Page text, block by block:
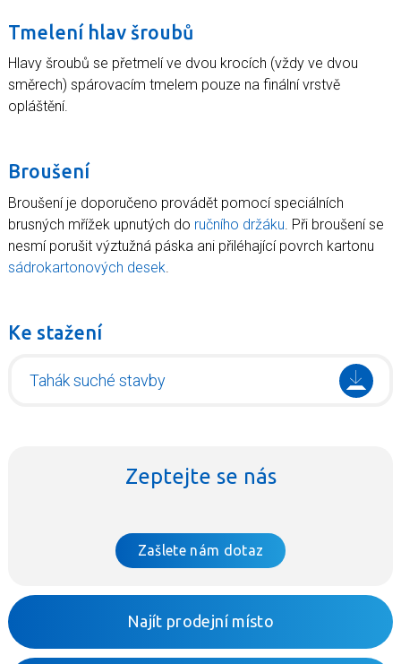
Tmelení hlav šroubů
Hlavy šroubů se přetmelí ve dvou krocích (vždy ve dvou
směrech) spárovacím tmelem pouze na finální vrstvě
opláštění.
Broušení
Broušení je doporučeno provádět pomocí speciálních
brusných mřížek upnutých do ručního držáku. Při broušení se
nesmí porušit výztužná páska ani přiléhající povrch kartonu
sádrokartonových desek.
Ke stažení
Tahák suché stavby
Zeptejte se nás
Zašlete nám dotaz
Najít prodejní místo